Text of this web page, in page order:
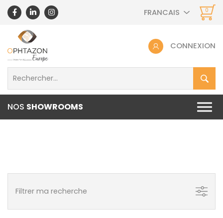
FRANCAIS 0
CONNEXION
NOS SHOWROOMS
Filtrer ma recherche